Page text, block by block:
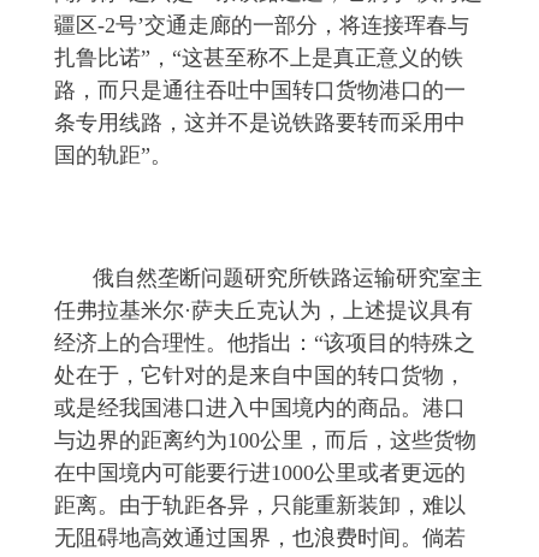
疆区-2号’交通走廊的一部分，将连接珲春与
扎鲁比诺”，“这甚至称不上是真正意义的铁
路，而只是通往吞吐中国转口货物港口的一
条专用线路，这并不是说铁路要转而采用中
国的轨距”。
俄自然垄断问题研究所铁路运输研究室主
任弗拉基米尔·萨夫丘克认为，上述提议具有
经济上的合理性。他指出：“该项目的特殊之
处在于，它针对的是来自中国的转口货物，
或是经我国港口进入中国境内的商品。港口
与边界的距离约为100公里，而后，这些货物
在中国境内可能要行进1000公里或者更远的
距离。由于轨距各异，只能重新装卸，难以
无阻碍地高效通过国界，也浪费时间。倘若